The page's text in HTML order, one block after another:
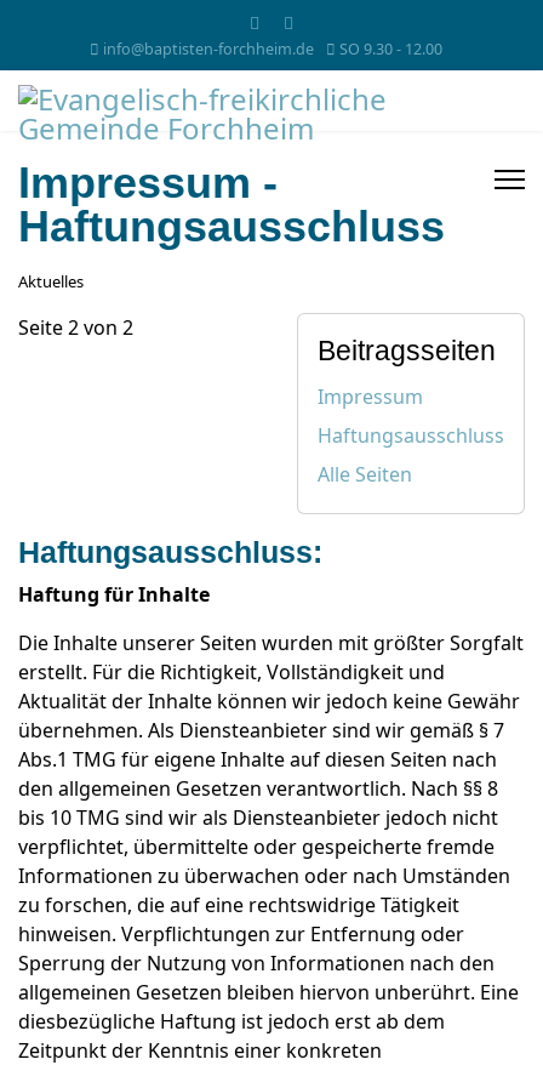
info@baptisten-forchheim.de SO 9.30 - 12.00
Impressum -
Haftungsausschluss
Aktuelles
Beitragsseiten
Impressum
Haftungsausschluss
Alle Seiten
Seite 2 von 2
Haftungsausschluss:
Haftung für Inhalte
Die Inhalte unserer Seiten wurden mit größter Sorgfalt
erstellt. Für die Richtigkeit, Vollständigkeit und
Aktualität der Inhalte können wir jedoch keine Gewähr
übernehmen. Als Diensteanbieter sind wir gemäß § 7
Abs.1 TMG für eigene Inhalte auf diesen Seiten nach
den allgemeinen Gesetzen verantwortlich. Nach §§ 8
bis 10 TMG sind wir als Diensteanbieter jedoch nicht
verpflichtet, übermittelte oder gespeicherte fremde
Informationen zu überwachen oder nach Umständen
zu forschen, die auf eine rechtswidrige Tätigkeit
hinweisen. Verpflichtungen zur Entfernung oder
Sperrung der Nutzung von Informationen nach den
allgemeinen Gesetzen bleiben hiervon unberührt. Eine
diesbezügliche Haftung ist jedoch erst ab dem
Zeitpunkt der Kenntnis einer konkreten